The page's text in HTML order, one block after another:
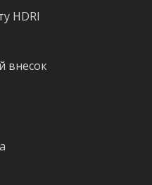
HDRI
внесок